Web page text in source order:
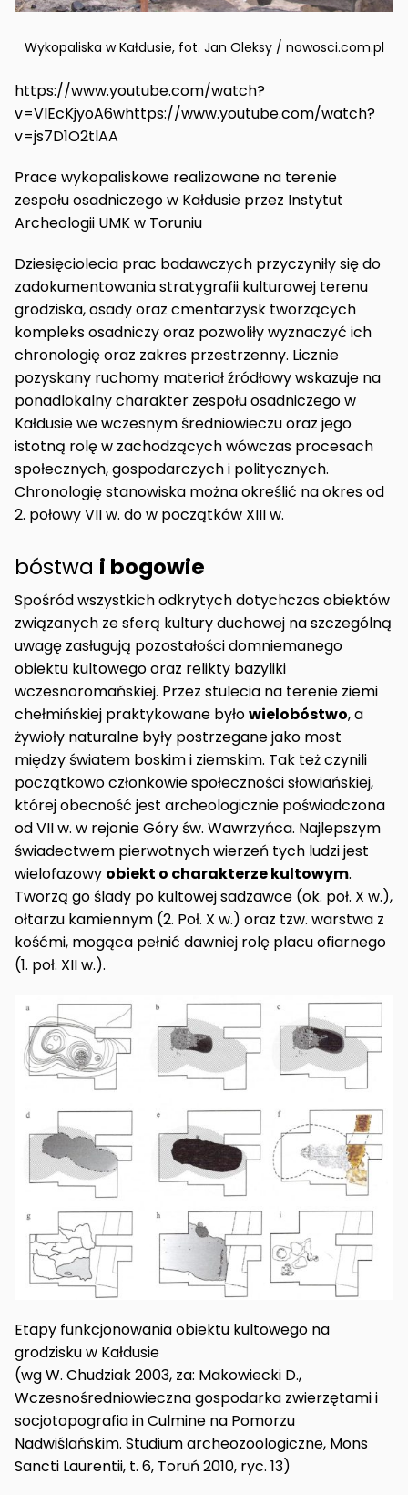
Wykopaliska w Kałdusie, fot. Jan Oleksy / nowosci.com.pl
https://www.youtube.com/watch?
v=VIEcKjyoA6whttps://www.youtube.com/watch?
v=js7D1O2tlAA
Prace wykopaliskowe realizowane na terenie
zespołu osadniczego w Kałdusie przez Instytut
Archeologii UMK w Toruniu
Dziesięciolecia prac badawczych przyczyniły się do
zadokumentowania stratygrafii kulturowej terenu
grodziska, osady oraz cmentarzysk tworzących
kompleks osadniczy oraz pozwoliły wyznaczyć ich
chronologię oraz zakres przestrzenny. Licznie
pozyskany ruchomy materiał źródłowy wskazuje na
ponadlokalny charakter zespołu osadniczego w
Kałdusie we wczesnym średniowieczu oraz jego
istotną rolę w zachodzących wówczas procesach
społecznych, gospodarczych i politycznych.
Chronologię stanowiska można określić na okres od
2. połowy VII w. do w początków XIII w.
bóstwa i bogowie
Spośród wszystkich odkrytych dotychczas obiektów
związanych ze sferą kultury duchowej na szczególną
uwagę zasługują pozostałości domniemanego
obiektu kultowego oraz relikty bazyliki
wczesnoromańskiej. Przez stulecia na terenie ziemi
chełmińskiej praktykowane byłowielobóstwo, a
żywioły naturalne były postrzegane jako most
między światem boskim i ziemskim. Tak też czynili
początkowo członkowie społeczności słowiańskiej,
której obecność jest archeologicznie poświadczona
od VII w. w rejonie Góry św. Wawrzyńca. Najlepszym
świadectwem pierwotnych wierzeń tych ludzi jest
wielofazowy obiekt o charakterze kultowym.
Tworzą go ślady po kultowej sadzawce (ok. poł. X w.),
ołtarzu kamiennym (2. Poł. X w.) oraz tzw. warstwa z
kośćmi, mogąca pełnić dawniej rolę placu ofiarnego
(1. poł. XII w.).
Etapy funkcjonowania obiektu kultowego na
grodzisku w Kałdusie
(wg W. Chudziak 2003, za: Makowiecki D.,
Wczesnośredniowieczna gospodarka zwierzętami i
socjotopografia in Culmine na Pomorzu
Nadwiślańskim. Studium archeozoologiczne, Mons
Sancti Laurentii, t. 6, Toruń 2010, ryc. 13)